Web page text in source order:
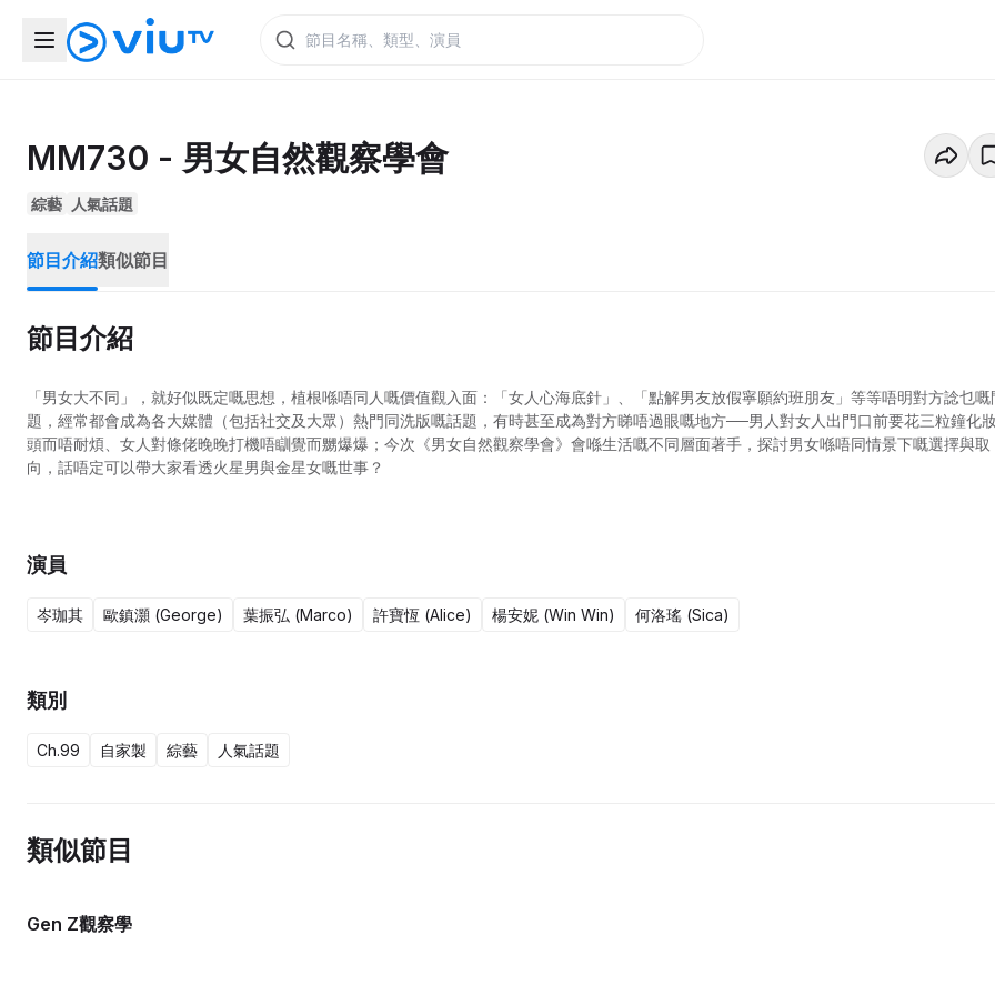
MM730 - 男女自然觀察學會
綜藝 人氣話題
節目介紹類似節目
節目介紹
「男女大不同」，就好似既定嘅思想，植根喺唔同人嘅價值觀入面：「女人心海底針」、「點解男友放假寧願約班朋友」等等唔明對方諗乜嘅
題，經常都會成為各大媒體（包括社交及大眾）熱門同洗版嘅話題，有時甚至成為對方睇唔過眼嘅地方──男人對女人出門口前要花三粒鐘化
頭而唔耐煩、女人對條佬晚晚打機唔瞓覺而嬲爆爆；今次《男女自然觀察學會》會喺生活嘅不同層面著手，探討男女喺唔同情景下嘅選擇與取
向，話唔定可以帶大家看透火星男與金星女嘅世事？
演員
岑珈其 歐鎮灝 (George) 葉振弘 (Marco) 許寶恆 (Alice) 楊安妮 (Win Win) 何洛瑤 (Sica)
類別
Ch.99 自家製 綜藝 人氣話題
類似節目
Gen Z觀察學